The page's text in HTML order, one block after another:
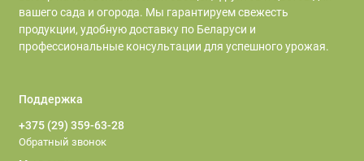
вашего сада и огорода. Мы гарантируем свежесть
продукции, удобную доставку по Беларуси и
профессиональные консультации для успешного урожая.
Поддержка
+375 (29) 359-63-28
Обратный звонок